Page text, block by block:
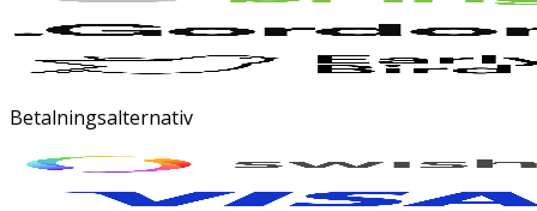
Betalningsalternativ